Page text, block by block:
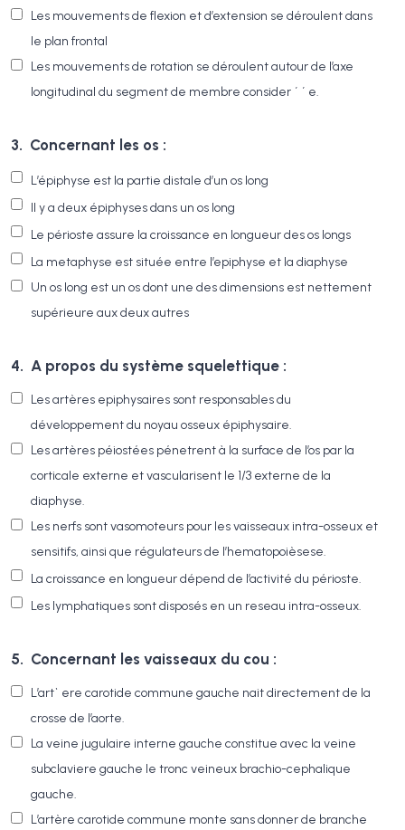
Les mouvements de flexion et d’extension se déroulent dans
le plan frontal
Les mouvements de rotation se déroulent autour de l’axe
longitudinal du segment de membre consider ´ ´ e.
3. Concernant les os :
L’épiphyse est la partie distale d’un os long
Il y a deux épiphyses dans un os long
Le périoste assure la croissance en longueur des os longs
La metaphyse est située entre l’epiphyse et la diaphyse
Un os long est un os dont une des dimensions est nettement
supérieure aux deux autres
4. A propos du système squelettique :
Les artères epiphysaires sont responsables du
développement du noyau osseux épiphysaire.
Les artères péiostées pénetrent à la surface de l’os par la
corticale externe et vascularisent le 1/3 externe de la
diaphyse.
Les nerfs sont vasomoteurs pour les vaisseaux intra-osseux et
sensitifs, ainsi que régulateurs de l’hematopoièsese.
La croissance en longueur dépend de l’activité du périoste.
Les lymphatiques sont disposés en un reseau intra-osseux.
5. Concernant les vaisseaux du cou :
L’art` ere carotide commune gauche nait directement de la
crosse de l’aorte.
La veine jugulaire interne gauche constitue avec la veine
subclaviere gauche le tronc veineux brachio-cephalique
gauche.
L’artère carotide commune monte sans donner de branche